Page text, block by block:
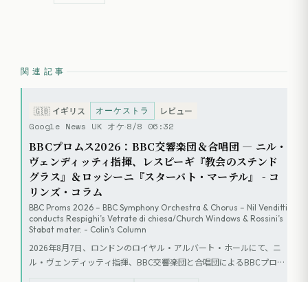
関連記事
🇬🇧 イギリス オーケストラ レビュー
Google News UK オケ 8/8 06:32
BBCプロムス2026：BBC交響楽団＆合唱団 — ニル・
ヴェンディッティ指揮、レスピーギ『教会のステンド
グラス』＆ロッシーニ『スターバト・マーテル』 - コ
リンズ・コラム
BBC Proms 2026 – BBC Symphony Orchestra & Chorus – Nil Venditti
conducts Respighi’s Vetrate di chiesa/Church Windows & Rossini’s
Stabat mater. - Colin's Column
2026年8月7日、ロンドンのロイヤル・アルバート・ホールにて、ニ
ル・ヴェンディッティ指揮、BBC交響楽団と合唱団によるBBCプロム